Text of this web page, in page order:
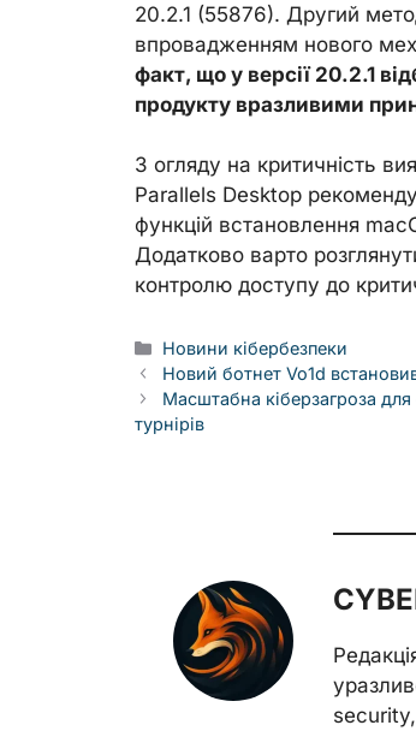
20.2.1 (55876). Другий
впровадженням нового
факт, що у версії 20.2.1
продукту вразливими
З огляду на критичність
Parallels Desktop
функцій встановлення
Додатково варто
контролю доступу до
Categories
Новини кібербезпеки
Новий ботнет Vo1d
Масштабна кіберзагроза для
турнірів